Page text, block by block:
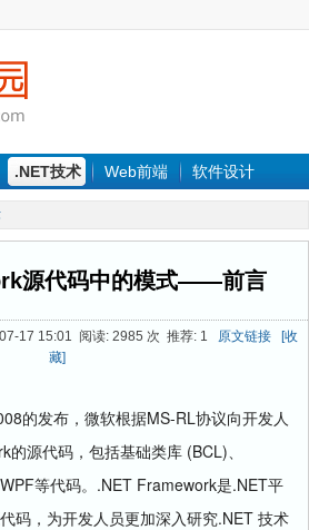
.NET技术 Web前端 软件设计
源代码中的模式——前言
17 15:01 阅读: 2985 次 推荐: 1 原文链接
[收
藏]
的发布，微软根据MS-RL协议向开发人
的源代码，包括基础类库 (BCL)、
WPF等代码。 .NET Framework是.NET平
码，为开发人员更加深入研究.NET 技术